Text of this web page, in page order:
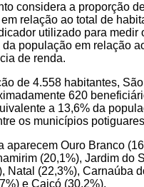
considera a proporção
relação ao total de
utilizado para medir
população em relação
de renda.
de 4.558 habitantes,
620
a 13,6% da
os municípios
aparecem Ouro Branco
(20,1%), Jardim do
Natal (22,3%), Carnaúba
e Caicó (30,2%).